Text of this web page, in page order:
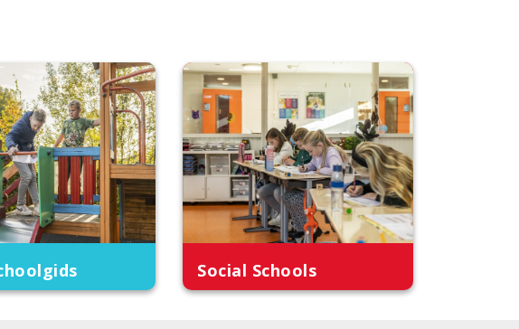
Social Schools